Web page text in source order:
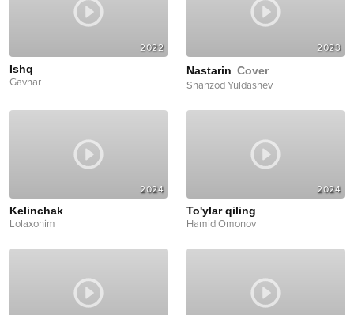
2022
Ishq
Gavhar
2023
Nastarin Cover
Shahzod Yuldashev
2024
Kelinchak
Lolaxonim
2024
To'ylar qiling
Hamid Omonov